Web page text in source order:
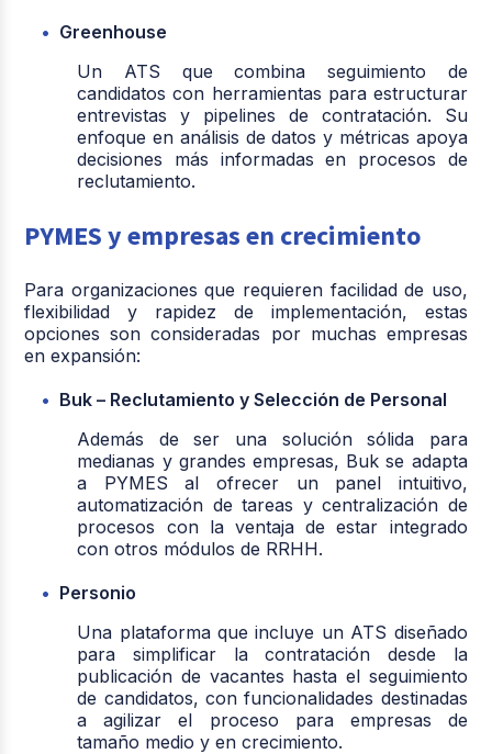
Greenhouse
Un ATS que combina seguimiento de
candidatos con herramientas para estructurar
entrevistas y pipelines de contratación. Su
enfoque en análisis de datos y métricas apoya
decisiones más informadas en procesos de
reclutamiento.
PYMES y empresas en crecimiento
Para organizaciones que requieren facilidad de uso,
flexibilidad y rapidez de implementación, estas
opciones son consideradas por muchas empresas
en expansión:
Buk – Reclutamiento y Selección de Personal
Además de ser una solución sólida para
medianas y grandes empresas, Buk se adapta
a PYMES al ofrecer un panel intuitivo,
automatización de tareas y centralización de
procesos con la ventaja de estar integrado
con otros módulos de RRHH.
Personio
Una plataforma que incluye un ATS diseñado
para simplificar la contratación desde la
publicación de vacantes hasta el seguimiento
de candidatos, con funcionalidades destinadas
a agilizar el proceso para empresas de
tamaño medio y en crecimiento.